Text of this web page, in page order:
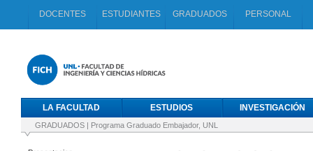
DOCENTES ESTUDIANTES GRADUADOS PERSONAL
LA FACULTAD ESTUDIOS INVESTIGACIÓN
GRADUADOS | Programa Graduado Embajador, UNL